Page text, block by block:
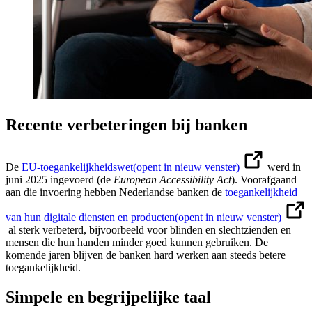
Recente verbeteringen bij banken
De EU-toegankelijkheidswet(opent in nieuw venster)
werd in
juni 2025 ingevoerd (de European Accessibility Act). Voorafgaand
aan die invoering hebben Nederlandse banken de toegankelijkheid
van hun digitale diensten en producten(opent in nieuw venster)
al sterk verbeterd, bijvoorbeeld voor blinden en slechtzienden en
mensen die hun handen minder goed kunnen gebruiken. De
komende jaren blijven de banken hard werken aan steeds betere
toegankelijkheid.
Simpele en begrijpelijke taal